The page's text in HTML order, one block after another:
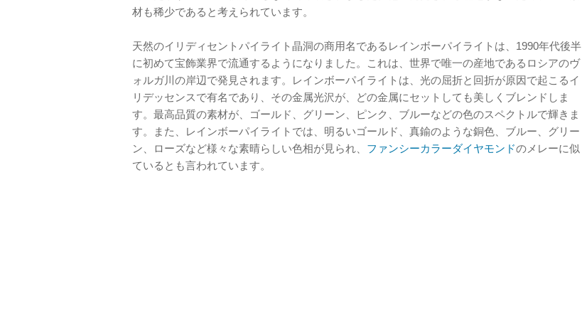
材も稀少であると考えられています。
天然のイリディセントパイライト晶洞の商用名であるレインボーパイライトは、1990年代後半
に初めて宝飾業界で流通するようになりました。これは、世界で唯一の産地であるロシアのヴ
ォルガ川の岸辺で発見されます。レインボーパイライトは、光の屈折と回折が原因で起こるイ
リデッセンスで有名であり、その金属光沢が、どの金属にセットしても美しくブレンドしま
す。最高品質の素材が、ゴールド、グリーン、ピンク、ブルーなどの色のスペクトルで輝きま
す。また、レインボーパイライトでは、明るいゴールド、真鍮のような銅色、ブルー、グリー
ン、ローズなど様々な素晴らしい色相が見られ、 ファンシーカラーダイヤモンドのメレーに似
ているとも言われています。